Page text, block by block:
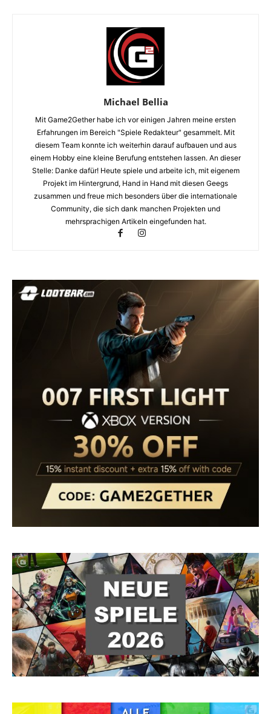
Michael Bellia
Mit Game2Gether habe ich vor einigen Jahren meine ersten
Erfahrungen im Bereich "Spiele Redakteur" gesammelt. Mit
diesem Team konnte ich weiterhin darauf aufbauen und aus
einem Hobby eine kleine Berufung entstehen lassen. An dieser
Stelle: Danke dafür! Heute spiele und arbeite ich, mit eigenem
Projekt im Hintergrund, Hand in Hand mit diesen Geegs
zusammen und freue mich besonders über die internationale
Community, die sich dank manchen Projekten und
mehrsprachigen Artikeln eingefunden hat.